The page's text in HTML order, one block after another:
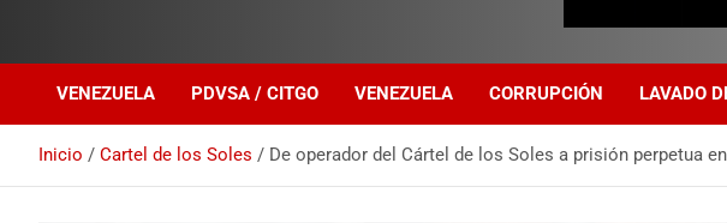
VENEZUELA PDVSA / CITGO VENEZUELA CORRUPCIÓN LAVADO
Inicio Cartel de los Soles De operador del Cártel de los Soles a prisión perpetua